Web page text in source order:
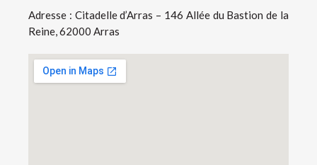
Adresse : Citadelle d’Arras – 146 Allée du Bastion de la
Reine, 62000 Arras